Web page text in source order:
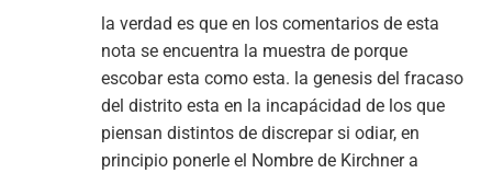
la verdad es que en los comentarios de esta
nota se encuentra la muestra de porque
escobar esta como esta. la genesis del fracaso
del distrito esta en la incapácidad de los que
piensan distintos de discrepar si odiar, en
principio ponerle el Nombre de Kirchner a